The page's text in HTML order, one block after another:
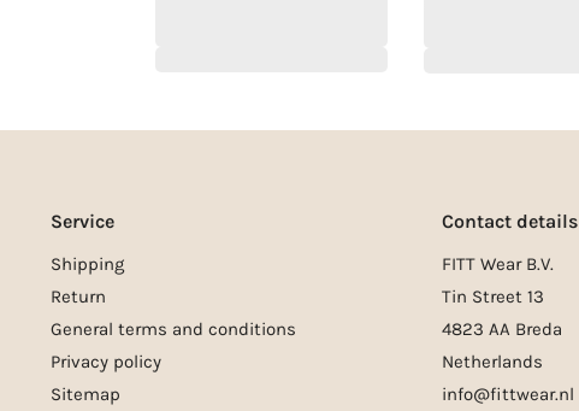
Service
Shipping
Return
General terms and conditions
Privacy policy
Sitemap
Contact details
FITT Wear B.V.
Tin Street 13
4823 AA Breda
Netherlands
info@fittwear.nl